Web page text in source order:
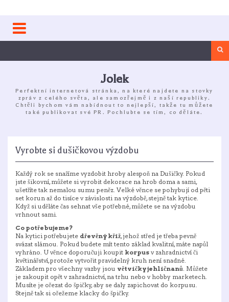
to
content
Jolek
Perfektní internetová stránka, na které najdete na stovky
zpráv z celého světa, ale samozřejmě i z naší republiky.
Chtěli bychom vám nabídnout to nejlepší, takže tu můžete
také publikovat své PR. Pochlubte se tím, co děláte.
Vyrobte si dušičkovou výzdobu
Každý rok se snažíme vyzdobit hroby alespoň na Dušičky. Pokud
jste šikovní, můžete si vyrobit dekorace na hrob doma a sami,
ušetříte tak nemalou sumu peněz. Velké věnce se pohybují od pěti
set korun až do tisíce v závislosti na výzdobě, stejně tak kytice.
Když si uděláte čas sehnat vše potřebné, můžete se na výzdobu
vrhnout sami.
Co potřebujeme?
Na kytici potřebujete dřevěný kříž, jehož střed je třeba pevně
svázat slámou. Pokud budete mít tento základ kvalitní, máte napůl
vyhráno. U věnce doporučuji koupit korpus v zahradnictví či
květinářství, protože vytvořit pravidelný kruh není snadné.
Základem pro všechny vazby jsou větvičky jehličnanů. Můžete
je zakoupit opět v zahradnictví, na trhu nebo v hobby marketech.
Musíte je ořezat do špičky, aby se daly zapichovat do korpusu.
Stejně tak si ořežeme klacky do špičky.